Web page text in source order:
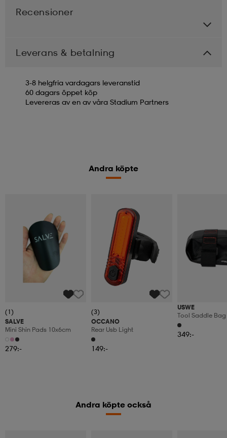
Recensioner
Leverans & betalning
3-8 helgfria vardagars leveranstid
60 dagars öppet köp
Levereras av en av våra Stadium Partners
Andra köpte
(1)
SALVE
Mini Shin Pads 10x6cm
279:-
(3)
OCCANO
Rear Usb Light
149:-
USWE
Tool Saddle Bag
349:-
Andra köpte också